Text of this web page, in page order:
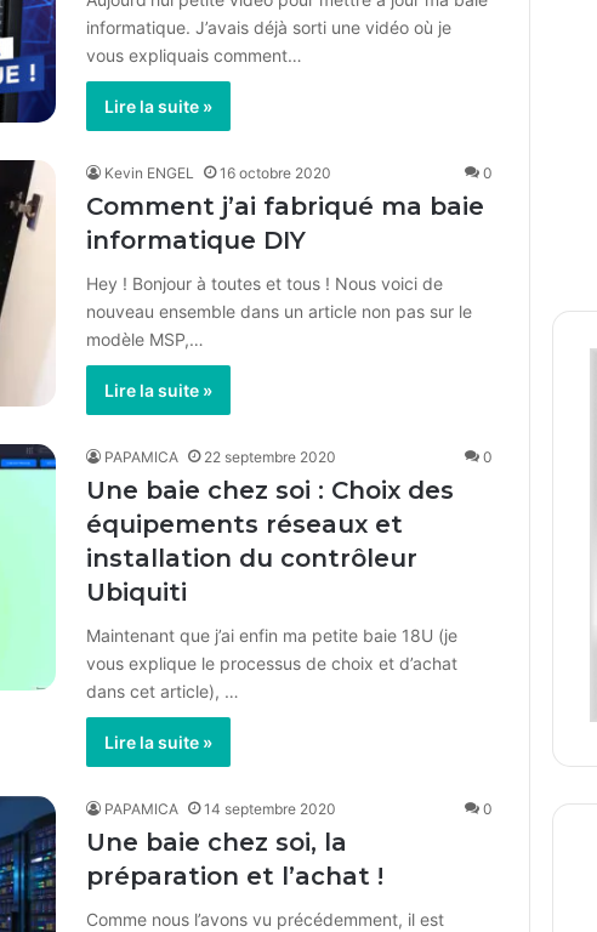
informatique. J’avais déjà sorti une vidéo où je
vous expliquais comment…
Lire la suite »
Kevin ENGEL 16 octobre 2020 0
Comment j’ai fabriqué ma baie
informatique DIY
Hey ! Bonjour à toutes et tous ! Nous voici de
nouveau ensemble dans un article non pas sur le
modèle MSP,…
Lire la suite »
PAPAMICA 22 septembre 2020 0
Une baie chez soi : Choix des
équipements réseaux et
installation du contrôleur
Ubiquiti
Maintenant que j’ai enfin ma petite baie 18U (je
vous explique le processus de choix et d’achat
dans cet article), …
Lire la suite »
PAPAMICA 14 septembre 2020 0
Une baie chez soi, la
préparation et l’achat !
Comme nous l’avons vu précédemment, il est